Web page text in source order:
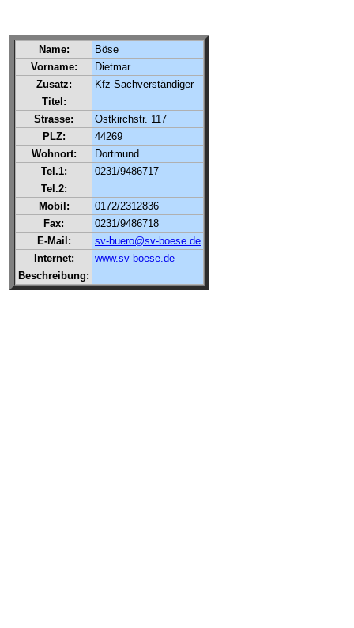
Name:
Böse
Vorname:
Dietmar
Zusatz:
Kfz-Sachverständiger
Titel:
Strasse:
Ostkirchstr. 117
PLZ:
44269
Wohnort:
Dortmund
Tel.1:
0231/9486717
Tel.2:
Mobil:
0172/2312836
Fax:
0231/9486718
E-Mail:
sv-buero@sv-boese.de
Internet:
www.sv-boese.de
Beschreibung: